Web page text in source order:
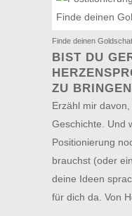
Finde deinen
BIST DU
ZU
Erzähl mir
Geschichte. Und
Positionierung
brauchst (oder
deine Ideen
für dich da. Von